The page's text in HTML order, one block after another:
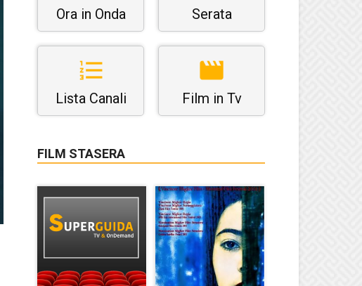
Ora in Onda Serata
Lista Canali Film in Tv
FILM STASERA